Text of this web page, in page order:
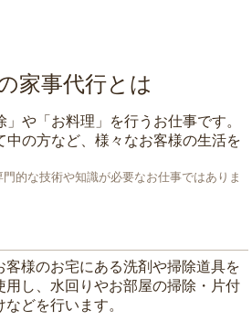
家事代行とは
」や「 お料理 」を行うお仕事です。
中の方など、様々なお客様の生活を
的な技術や知識が必要なお仕事ではありま
客様のお宅にある洗剤や掃除道具を
用し、水回りやお部屋の掃除・片付
などを行います。